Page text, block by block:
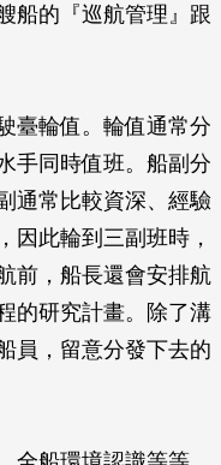
船的『巡航管理』跟
臺輪值。輪值通常分
手同時值班。船副分
通常比較資深、經驗
因此輪到三副班時，
前，船長還會安排航
的研究計畫。除了溝
員，留意分發下去的